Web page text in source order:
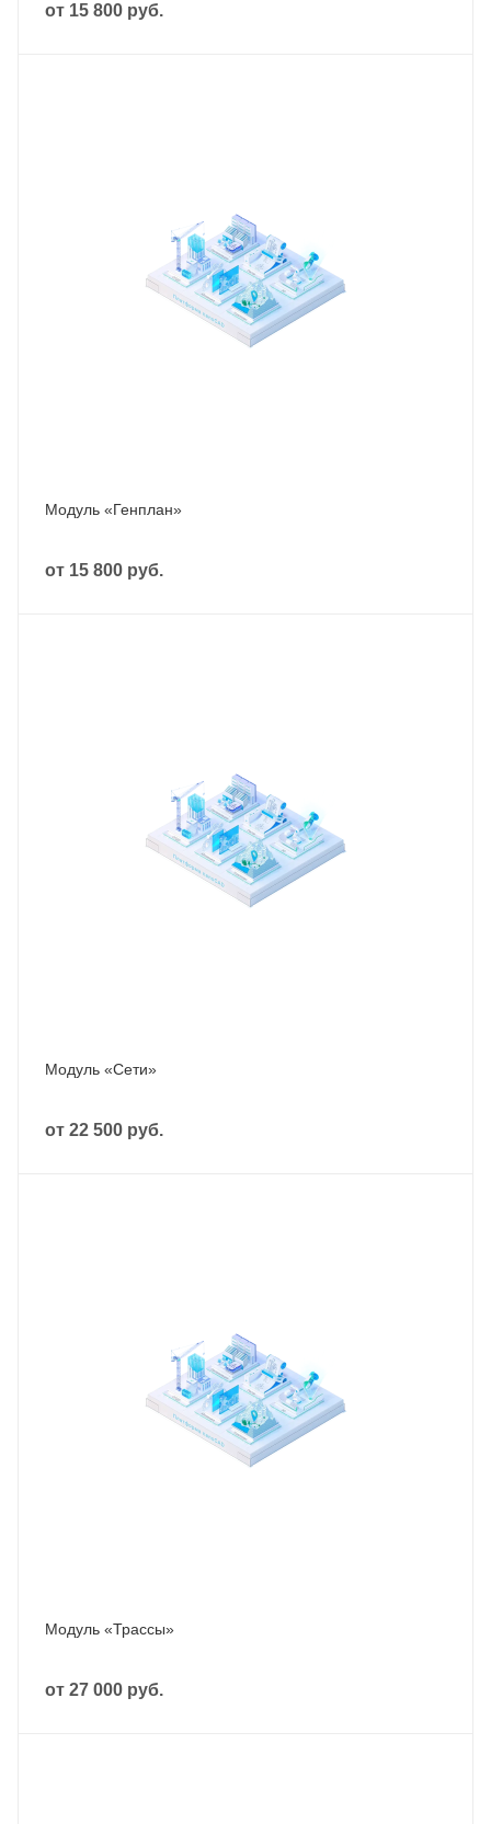
от 15 800 руб.
Модуль «Генплан»
от 15 800 руб.
Модуль «Сети»
от 22 500 руб.
Модуль «Трассы»
от 27 000 руб.